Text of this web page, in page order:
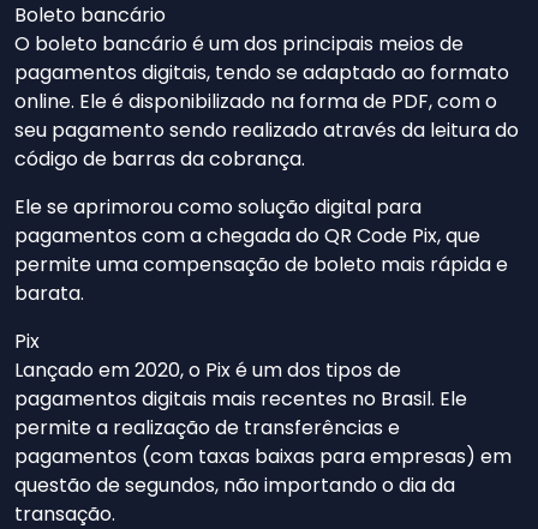
Boleto bancário
O boleto bancário é um dos principais meios de
pagamentos digitais, tendo se adaptado ao formato
online. Ele é disponibilizado na forma de PDF, com o
seu pagamento sendo realizado através da leitura do
código de barras da cobrança.
Ele se aprimorou como solução digital para
pagamentos com a chegada do QR Code Pix, que
permite uma compensação de boleto mais rápida e
barata.
Pix
Lançado em 2020, o Pix é um dos tipos de
pagamentos digitais mais recentes no Brasil. Ele
permite a realização de transferências e
pagamentos (com taxas baixas para empresas) em
questão de segundos, não importando o dia da
transação.